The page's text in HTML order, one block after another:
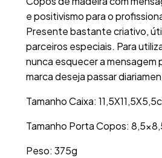
e positivismo para o
Presente bastante criativo,
parceiros especiais. Para
nunca esquecer a mensagem
marca deseja passar
Tamanho Caixa:
Tamanho Porta Copos:
Peso: 375g